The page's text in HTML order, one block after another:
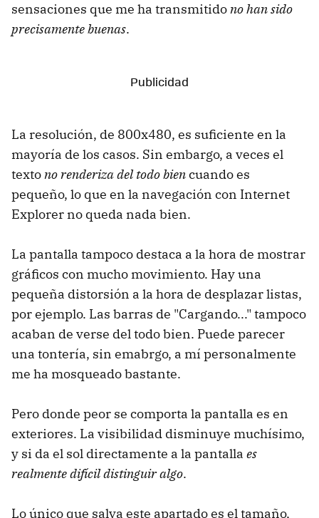
sensaciones que me ha transmitidono han sido
precisamente buenas.
La resolución, de 800x480, es suficiente en la
mayoría de los casos. Sin embargo, a veces el
textono renderiza del todo biencuando es
pequeño, lo que en la navegación con Internet
Explorer no queda nada bien.
La pantalla tampoco destaca a la hora de mostrar
gráficos con mucho movimiento. Hay una
pequeña distorsión a la hora de desplazar listas,
por ejemplo. Las barras de "Cargando..." tampoco
acaban de verse del todo bien. Puede parecer
una tontería, sin emabrgo, a mí personalmente
me ha mosqueado bastante.
Pero donde peor se comporta la pantalla es en
exteriores. La visibilidad disminuye muchísimo,
y si da el sol directamente a la pantalla es
realmente difícil distinguir algo.
Lo único que salva este apartado es el tamaño,